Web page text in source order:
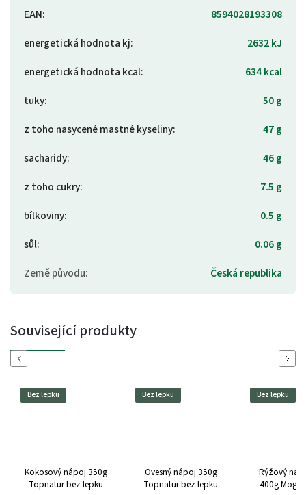
EAN:
8594028193308
energetická hodnota kj:
2632 kJ
energetická hodnota kcal:
634 kcal
tuky:
50 g
z toho nasycené mastné kyseliny:
47 g
sacharidy:
46 g
z toho cukry:
7.5 g
bílkoviny:
0.5 g
sůl:
0.06 g
Země původu: Česká republika
Související produkty
Previous
Bez lepku
Kokosový nápoj 350g
Topnatur bez lepku
Bez lepku
Ovesný nápoj 350g
Topnatur bez lepku
Bez lepku
Rýžový
400g
Next